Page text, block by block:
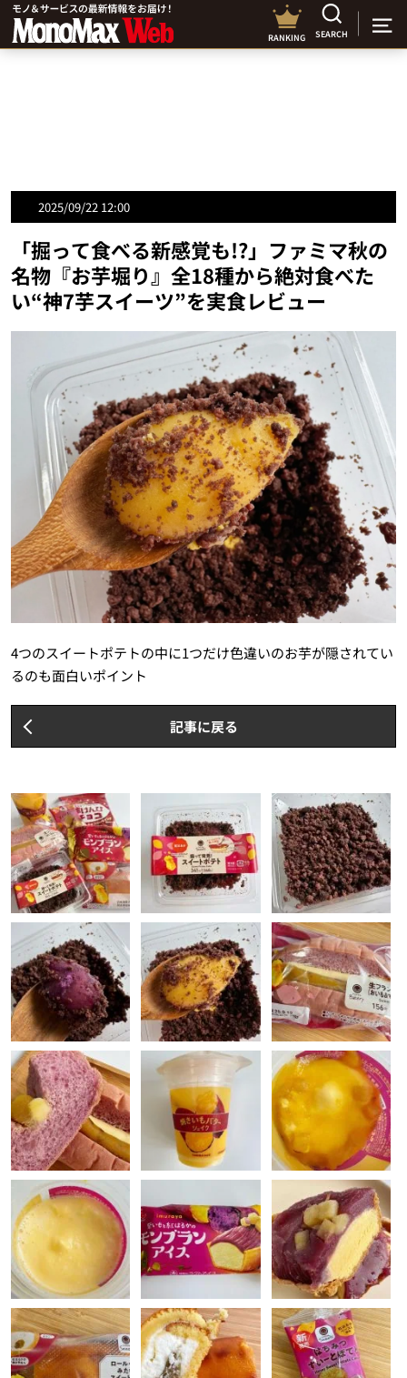
RANKING SEARCH
2025/09/22 12:00
「掘って食べる新感覚も!?」ファミマ秋の
名物『お芋堀り』全18種から絶対食べた
い“神7芋スイーツ”を実食レビュー
4つのスイートポテトの中に1つだけ色違いのお芋が隠されてい
るのも面白いポイント
記事に戻る